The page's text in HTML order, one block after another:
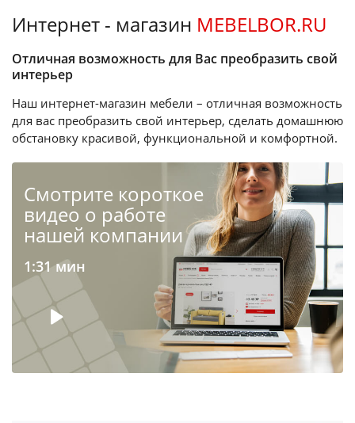
Интернет - магазин MEBELBOR.RU
Отличная возможность для Вас преобразить свой
интерьер
Наш интернет-магазин мебели – отличная возможность
для вас преобразить свой интерьер, сделать домашнюю
обстановку красивой, функциональной и комфортной.
Cмотрите короткое
видео о работе
нашей компании
1:31 мин